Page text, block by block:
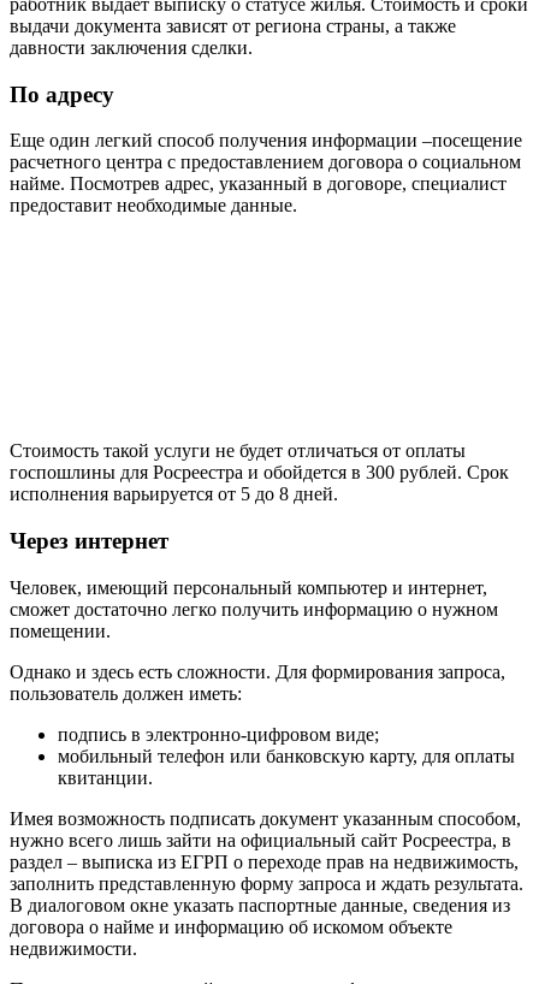
выдачи документа зависят от региона страны, а также
давности заключения сделки.
По адресу
Еще один легкий способ получения информации –посещение
расчетного центра с предоставлением договора о социальном
найме. Посмотрев адрес, указанный в договоре, специалист
предоставит необходимые данные.
Стоимость такой услуги не будет отличаться от оплаты
госпошлины для Росреестра и обойдется в 300 рублей. Срок
исполнения варьируется от 5 до 8 дней.
Через интернет
Человек, имеющий персональный компьютер и интернет,
сможет достаточно легко получить информацию о нужном
помещении.
Однако и здесь есть сложности. Для формирования запроса,
пользователь должен иметь:
подпись в электронно-цифровом виде;
мобильный телефон или банковскую карту, для оплаты
квитанции.
Имея возможность подписать документ указанным способом,
нужно всего лишь зайти на официальный сайт Росреестра, в
раздел – выписка из ЕГРП о переходе прав на недвижимость,
заполнить представленную форму запроса и ждать результата.
В диалоговом окне указать паспортные данные, сведения из
договора о найме и информацию об искомом объекте
недвижимости.